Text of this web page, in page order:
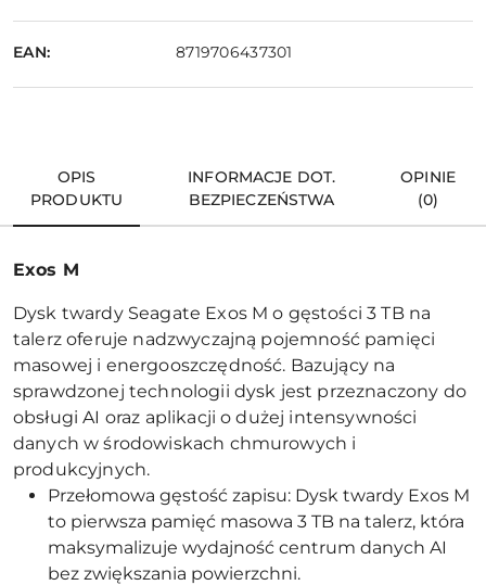
EAN: 8719706437301
OPIS
PRODUKTU
INFORMACJE DOT.
BEZPIECZEŃSTWA
OPINIE
(0)
Exos M
Dysk twardy Seagate Exos M o gęstości 3 TB na
talerz oferuje nadzwyczajną pojemność pamięci
masowej i energooszczędność. Bazujący na
sprawdzonej technologii dysk jest przeznaczony do
obsługi AI oraz aplikacji o dużej intensywności
danych w środowiskach chmurowych i
produkcyjnych.
Przełomowa gęstość zapisu: Dysk twardy Exos M
to pierwsza pamięć masowa 3 TB na talerz, która
maksymalizuje wydajność centrum danych AI
bez zwiększania powierzchni.